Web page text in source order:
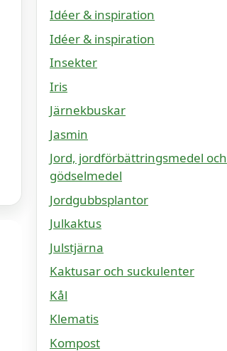
Idéer & inspiration
Idéer & inspiration
Insekter
Iris
Järnekbuskar
Jasmin
Jord, jordförbättringsmedel och
gödselmedel
Jordgubbsplantor
Julkaktus
Julstjärna
Kaktusar och suckulenter
Kål
Klematis
Kompost